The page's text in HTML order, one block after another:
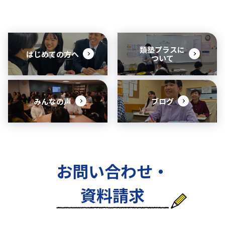
はじめての方へ
類塾プラスに
ついて
みんなの声 ブログ
お問い合わせ・
資料請求